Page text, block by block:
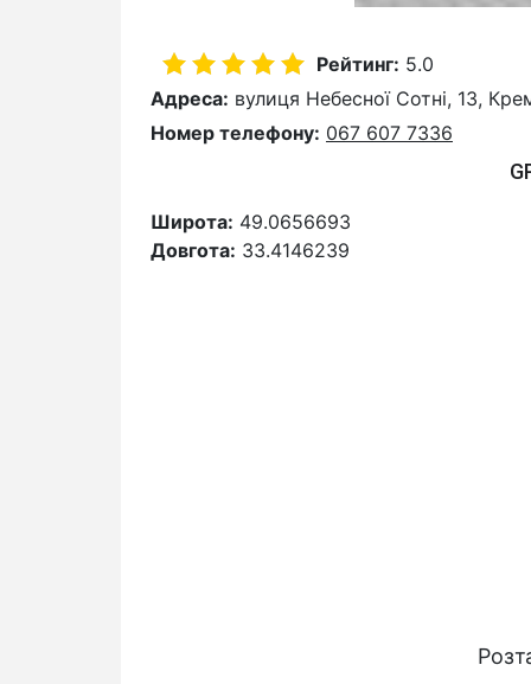
Рейтинг: 5.0
Адреса: вулиця Небесної Сотні, 13,
Номер телефону: 067 607 7336
Широта: 49.0656693
Довгота: 33.4146239